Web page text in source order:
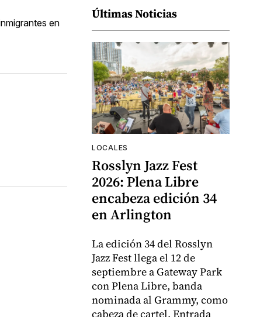
en
Últimas Noticias
LOCALES
Rosslyn Jazz Fest
2026: Plena Libre
encabeza edición 34
en Arlington
La edición 34 del Rosslyn
Jazz Fest llega el 12 de
septiembre a Gateway Park
con Plena Libre, banda
nominada al Grammy, como
cabeza de cartel. Entrada